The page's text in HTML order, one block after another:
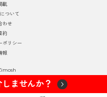
載
ついて
わせ
約
ポリシー
報
ませんか？